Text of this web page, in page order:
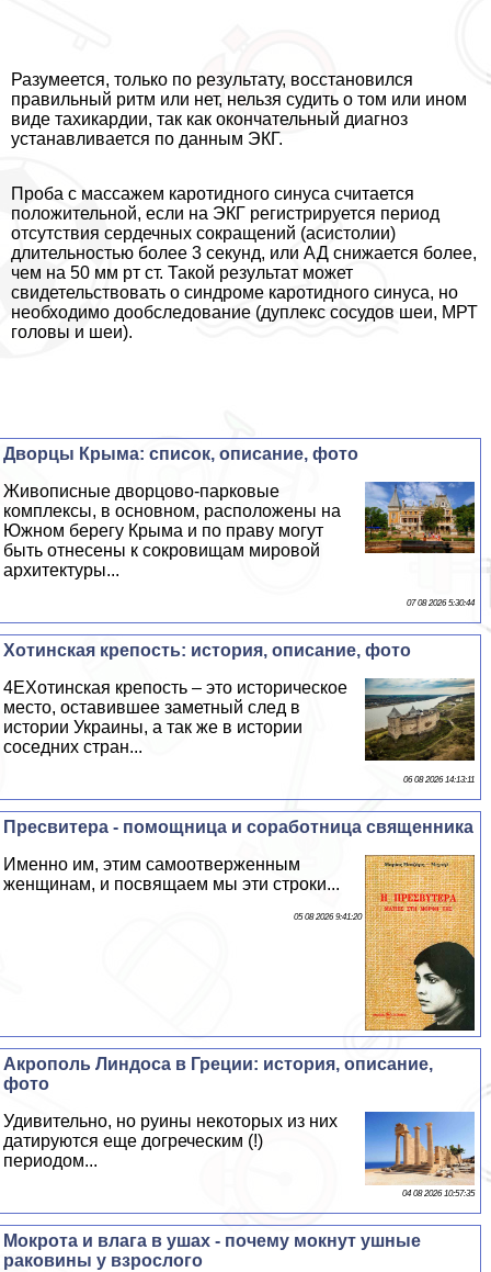
Разумеется, только по результату, восстановился
правильный ритм или нет, нельзя судить о том или ином
виде тахикардии, так как окончательный диагноз
устанавливается по данным ЭКГ.
Проба с массажем каротидного синуса считается
положительной, если на ЭКГ регистрируется период
отсутствия сердечных сокращений (асистолии)
длительностью более 3 секунд, или АД снижается более,
чем на 50 мм рт ст. Такой результат может
свидетельствовать о синдроме каротидного синуса, но
необходимо дообследование (дуплекс сосудов шеи, МРТ
головы и шеи).
Дворцы Крыма: список, описание, фото
Живописные дворцово-парковые
комплексы, в основном, расположены на
Южном берегу Крыма и по праву могут
быть отнесены к сокровищам мировой
архитектуры...
07 08 2026 5:30:44
Хотинская крепость: история, описание, фото
4EХотинская крепость – это историческое
место, оставившее заметный след в
истории Украины, а так же в истории
соседних стран...
06 08 2026 14:13:11
Пресвитера - помощница и соработница священника
Именно им, этим самоотверженным
женщинам, и посвящаем мы эти строки...
05 08 2026 9:41:20
Акрополь Линдоса в Греции: история, описание,
фото
Удивительно, но руины некоторых из них
датируются еще догреческим (!)
периодом...
04 08 2026 10:57:35
Мокрота и влага в ушах - почему мокнут ушные
paковины у взрослого